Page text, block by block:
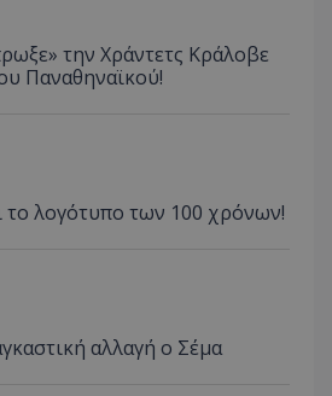
την Χράντετς Κράλοβε
Παναθηναϊκού!
το λογότυπο των 100 χρόνων!
αλλαγή ο Σέμα